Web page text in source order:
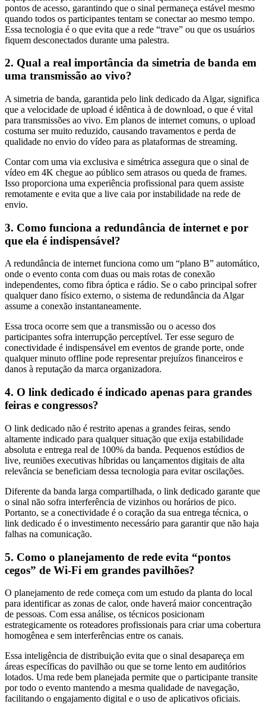
pontos de acesso, garantindo que o sinal permaneça estável mesmo
quando todos os participantes tentam se conectar ao mesmo tempo.
Essa tecnologia é o que evita que a rede “trave” ou que os usuários
fiquem desconectados durante uma palestra.
2. Qual a real importância da simetria de banda em
uma transmissão ao vivo?
A simetria de banda, garantida pelo link dedicado da Algar, significa
que a velocidade de upload é idêntica à de download, o que é vital
para transmissões ao vivo. Em planos de internet comuns, o upload
costuma ser muito reduzido, causando travamentos e perda de
qualidade no envio do vídeo para as plataformas de streaming.
Contar com uma via exclusiva e simétrica assegura que o sinal de
vídeo em 4K chegue ao público sem atrasos ou queda de frames.
Isso proporciona uma experiência profissional para quem assiste
remotamente e evita que a live caia por instabilidade na rede de
envio.
3. Como funciona a redundância de internet e por
que ela é indispensável?
A redundância de internet funciona como um “plano B” automático,
onde o evento conta com duas ou mais rotas de conexão
independentes, como fibra óptica e rádio. Se o cabo principal sofrer
qualquer dano físico externo, o sistema de redundância da Algar
assume a conexão instantaneamente.
Essa troca ocorre sem que a transmissão ou o acesso dos
participantes sofra interrupção perceptível. Ter esse seguro de
conectividade é indispensável em eventos de grande porte, onde
qualquer minuto offline pode representar prejuízos financeiros e
danos à reputação da marca organizadora.
4. O link dedicado é indicado apenas para grandes
feiras e congressos?
O link dedicado não é restrito apenas a grandes feiras, sendo
altamente indicado para qualquer situação que exija estabilidade
absoluta e entrega real de 100% da banda. Pequenos estúdios de
live, reuniões executivas híbridas ou lançamentos digitais de alta
relevância se beneficiam dessa tecnologia para evitar oscilações.
Diferente da banda larga compartilhada, o link dedicado garante que
o sinal não sofra interferência de vizinhos ou horários de pico.
Portanto, se a conectividade é o coração da sua entrega técnica, o
link dedicado é o investimento necessário para garantir que não haja
falhas na comunicação.
5. Como o planejamento de rede evita “pontos
cegos” de Wi-Fi em grandes pavilhões?
O planejamento de rede começa com um estudo da planta do local
para identificar as zonas de calor, onde haverá maior concentração
de pessoas. Com essa análise, os técnicos posicionam
estrategicamente os roteadores profissionais para criar uma cobertura
homogênea e sem interferências entre os canais.
Essa inteligência de distribuição evita que o sinal desapareça em
áreas específicas do pavilhão ou que se torne lento em auditórios
lotados. Uma rede bem planejada permite que o participante transite
por todo o evento mantendo a mesma qualidade de navegação,
facilitando o engajamento digital e o uso de aplicativos oficiais.